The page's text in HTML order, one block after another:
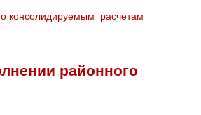
консолидируемым расчетам
районного